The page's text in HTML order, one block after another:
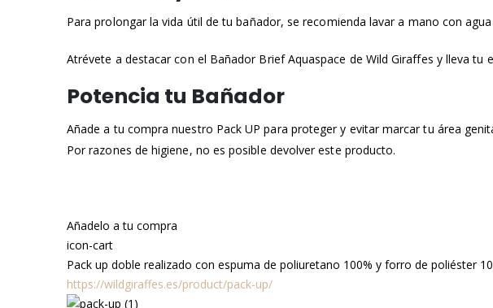
Para prolongar la vida útil de tu bañador, se recomienda lavar a mano con
Atrévete a destacar con el Bañador Brief Aquaspace de Wild Giraffes y lleva tu
Potencia tu Bañador
Añade a tu compra nuestro Pack UP para proteger y evitar marcar tu área
Por razones de higiene, no es posible devolver este producto.
Añadelo a tu compra
icon-cart
Pack up doble realizado con espuma de poliuretano 100% y forro de poliéster
https://wildgiraffes.es/product/pack-up/